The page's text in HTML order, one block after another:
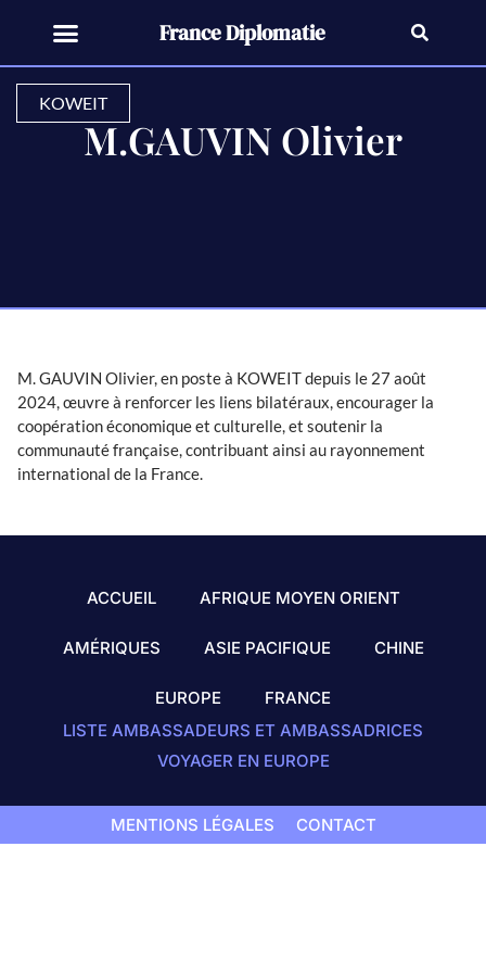
France Diplomatie
KOWEIT
M.GAUVIN Olivier
M. GAUVIN Olivier, en poste à KOWEIT depuis le 27 août
2024, œuvre à renforcer les liens bilatéraux, encourager la
coopération économique et culturelle, et soutenir la
communauté française, contribuant ainsi au rayonnement
international de la France.
ACCUEIL AFRIQUE MOYEN ORIENT
AMÉRIQUES ASIE PACIFIQUE CHINE
EUROPE
FRANCE
LISTE AMBASSADEURS ET AMBASSADRICES
VOYAGER EN EUROPE
MENTIONS LÉGALES CONTACT